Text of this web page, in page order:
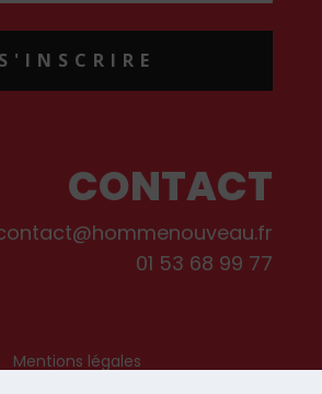
S'INSCRIRE
CONTACT
01 53 68 99 77
Mentions légales